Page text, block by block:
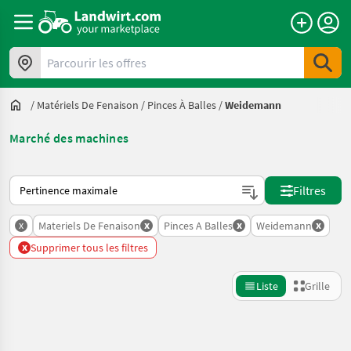
Parcourir les offres
/ Matériels De Fenaison / Pinces À Balles /Weidemann
Marché des machines
Voici comment les annonces sont triées sur Landwirt.com
Filtres
x Materiels De Fenaison x Pinces A Balles x Weidemann x
x Supprimer tous les filtres
Liste Grille